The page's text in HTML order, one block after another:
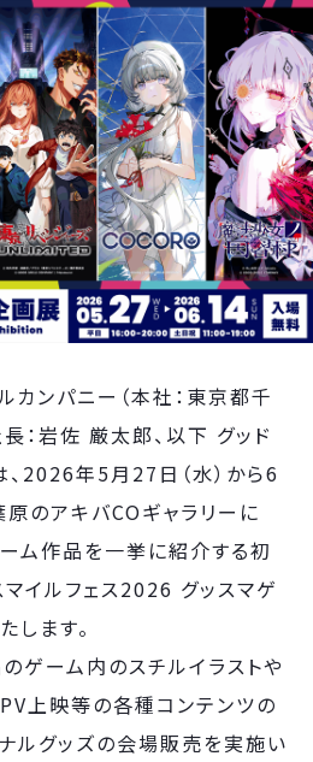
カンパニー（本社：東京都千
：岩佐 厳太郎、以下 グッド
、2026年5月27日（水）から6
原のアキバCOギャラリーに
ム作品を一挙に紹介する初
マイルフェス2026 グッスマゲ
します。
ゲーム内のスチルイラストや
上映等の各種コンテンツの
ルグッズの会場販売を実施い